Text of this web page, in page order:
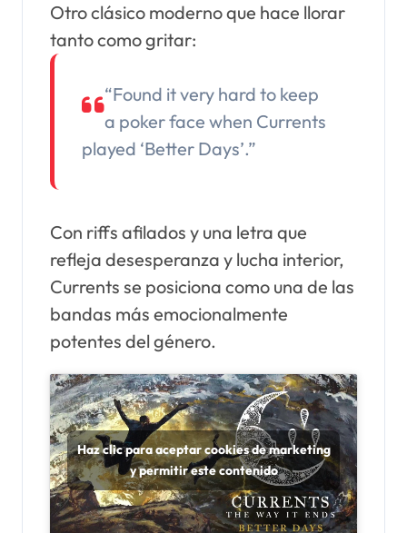
Otro clásico moderno que hace llorar
tanto como gritar:
“Found it very hard to keep
a poker face when Currents
played ‘Better Days’.”
Con riffs afilados y una letra que
refleja desesperanza y lucha interior,
Currents se posiciona como una de las
bandas más emocionalmente
potentes del género.
Haz clic para aceptar cookies de marketing
y permitir este contenido